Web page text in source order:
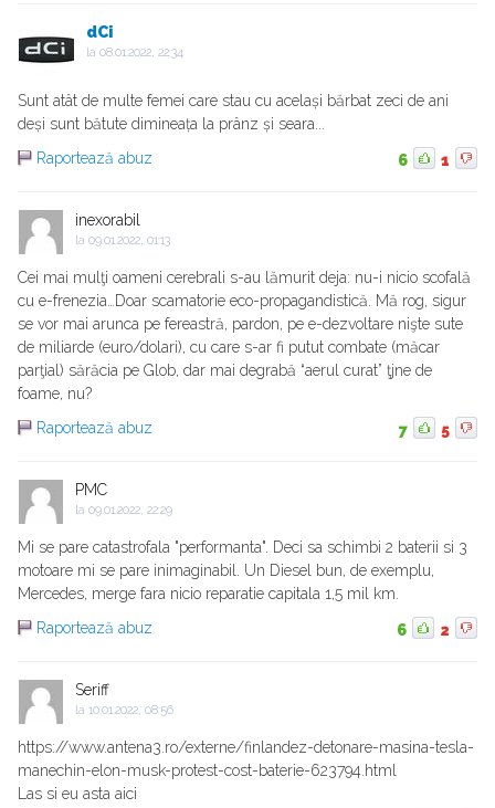
dCi
la 08.01.2022, 22:34
Sunt atât de multe femei care stau cu același bărbat zeci de ani
deși sunt bătute dimineața la prânz și seara...
Raportează abuz
6 1
inexorabil
la 09.01.2022, 01:13
Cei mai mulţi oameni cerebrali s-au lămurit deja: nu-i nicio scofală
cu e-frenezia…Doar scamatorie eco-propagandistică. Mă rog, sigur
se vor mai arunca pe fereastră, pardon, pe e-dezvoltare nişte sute
de miliarde (euro/dolari), cu care s-ar fi putut combate (măcar
parţial) sărăcia pe Glob, dar mai degrabă “aerul curat” ţjne de
foame, nu?
Raportează abuz
7 5
PMC
la 09.01.2022, 22:29
Mi se pare catastrofala "performanta". Deci sa schimbi 2 baterii si 3
motoare mi se pare inimaginabil. Un Diesel bun, de exemplu,
Mercedes, merge fara nicio reparatie capitala 1,5 mil km.
Raportează abuz
6 2
Seriff
la 10.01.2022, 08:56
https://www.antena3.ro/externe/finlandez-detonare-masina-tesla-
manechin-elon-musk-protest-cost-baterie-623794.html
Las si eu asta aici